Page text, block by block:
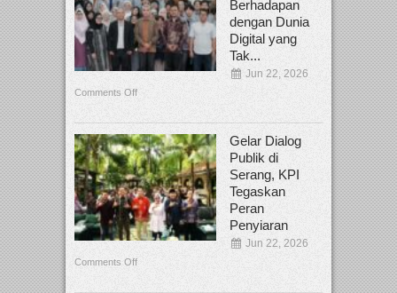
Berhadapan
dengan Dunia
Digital yang
Tak...
Jun 22, 2026
Comments Off
Gelar Dialog
Publik di
Serang, KPI
Tegaskan
Peran
Penyiaran
Jun 22, 2026
Comments Off